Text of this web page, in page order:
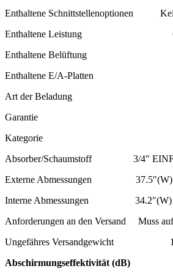
Enthaltene Schnittstellenoptionen
Enthaltene Leistung 6
Enthaltene Belüftung
Enthaltene E/A-Platten
Art der Beladung
Garantie 2
Kategorie
Absorber/Schaumstoff 3/4″
Externe Abmessungen 37.5″(W) X
Interne Abmessungen 34.2″(W) X
Anforderungen an den Versand Muss auf
Ungefähres Versandgewicht
Abschirmungseffektivität (dB)